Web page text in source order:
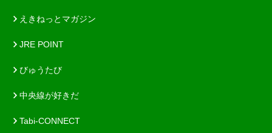
えきねっとマガジン
JRE POINT
びゅうたび
中央線が好きだ
Tabi-CONNECT